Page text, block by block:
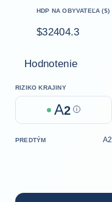
HDP NA OBYVATEĽA ($)
$32404.3
Hodnotenie
RIZIKO KRAJINY
A2 Help
PREDTÝM A2